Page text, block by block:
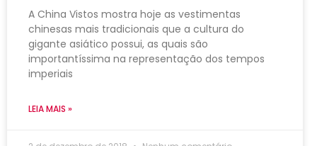
A China Vistos mostra hoje as vestimentas
chinesas mais tradicionais que a cultura do
gigante asiático possui, as quais são
importantíssima na representação dos tempos
imperiais
LEIA MAIS »